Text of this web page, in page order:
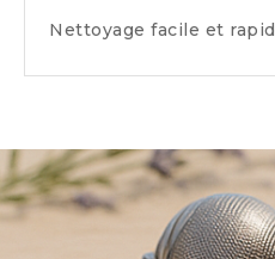
Nettoyage facile et